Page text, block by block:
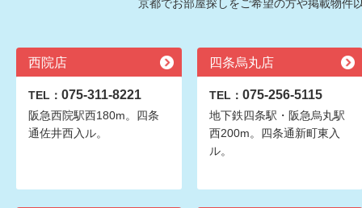
京都でお部屋探しをご希望の方や掲載物件
西院店
TEL： 075-311-8221
阪急西院駅西180m。四条
通佐井西入ル。
四条烏丸店
TEL： 075-256-5115
地下鉄四条駅・阪急烏丸駅
西200m。四条通新町東入
ル。